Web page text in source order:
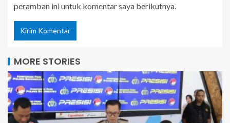
peramban ini untuk komentar saya berikutnya.
MORE STORIES